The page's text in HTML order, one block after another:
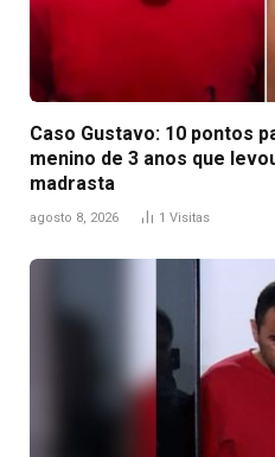
Caso Gustavo: 10 pontos
menino de 3 anos que
madrasta
agosto 8, 2026 1 Visitas